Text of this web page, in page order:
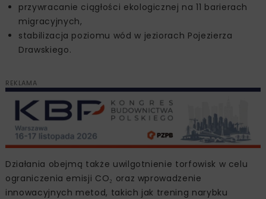
przywracanie ciągłości ekologicznej na 11 barierach
migracyjnych,
stabilizacja poziomu wód w jeziorach Pojezierza
Drawskiego.
REKLAMA
Działania obejmą także uwilgotnienie torfowisk w celu
ograniczenia emisji CO₂ oraz wprowadzenie
innowacyjnych metod, takich jak trening narybku